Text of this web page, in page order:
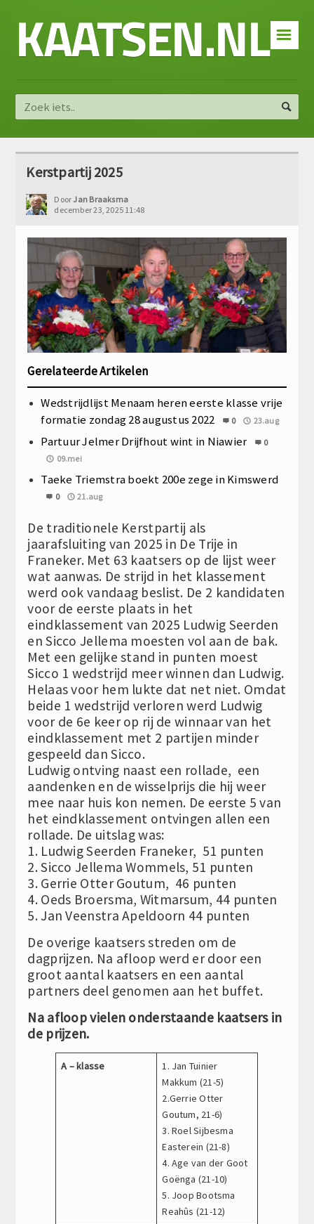
☰
KAATSEN.NL
Kerstpartij 2025
DoorJan Braaksma
december 23, 2025 11:48
Gerelateerde Artikelen
Wedstrijdlijst Menaam heren eerste klasse vrije
formatie zondag 28 augustus 2022
0 23.aug
Partuur Jelmer Drijfhout wint in Niawier
0
09.mei
Taeke Triemstra boekt 200e zege in Kimswerd
0 21.aug
De traditionele Kerstpartij als
jaarafsluiting van 2025 in De Trije in
Franeker. Met 63 kaatsers op de lijst weer
wat aanwas. De strijd in het klassement
werd ook vandaag beslist. De 2 kandidaten
voor de eerste plaats in het
eindklassement van 2025 Ludwig Seerden
en Sicco Jellema moesten vol aan de bak.
Met een gelijke stand in punten moest
Sicco 1 wedstrijd meer winnen dan Ludwig.
Helaas voor hem lukte dat net niet. Omdat
beide 1 wedstrijd verloren werd Ludwig
voor de 6e keer op rij de winnaar van het
eindklassement met 2 partijen minder
gespeeld dan Sicco.
Ludwig ontving naast een rollade, een
aandenken en de wisselprijs die hij weer
mee naar huis kon nemen. De eerste 5 van
het eindklassement ontvingen allen een
rollade. De uitslag was:
1. Ludwig Seerden Franeker, 51 punten
2. Sicco Jellema Wommels, 51 punten
3. Gerrie Otter Goutum, 46 punten
4. Oeds Broersma, Witmarsum, 44 punten
5. Jan Veenstra Apeldoorn 44 punten
De overige kaatsers streden om de
dagprijzen. Na afloop werd er door een
groot aantal kaatsers en een aantal
partners deel genomen aan het buffet.
Na afloop vielen onderstaande kaatsers in
de prijzen.
A – klasse
1. Jan Tuinier
Makkum (21-5)
2.Gerrie Otter
Goutum, 21-6)
3. Roel Sijbesma
Easterein (21-8)
4. Age van der Goot
Goënga (21-10)
5. Joop Bootsma
Reahûs (21-12)